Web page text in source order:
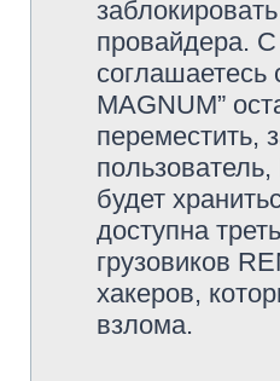
провайдера.
соглашаетесь
MAGNUM”
переместить,
будет
доступна
грузовиков
хакеров,
взлома.